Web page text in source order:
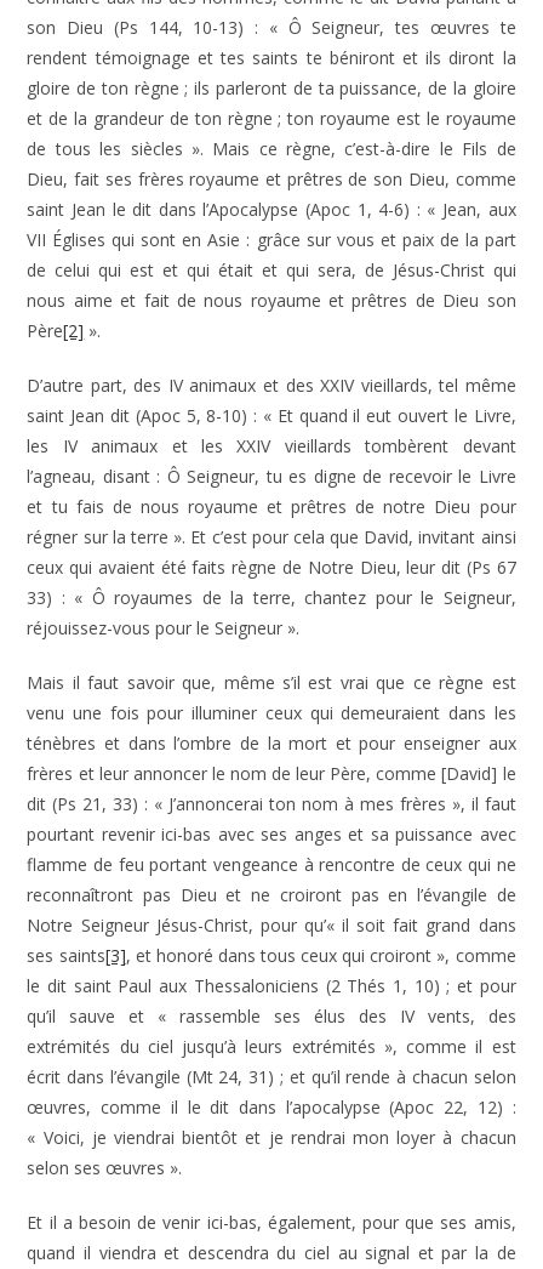
son Dieu (Ps 144, 10-13) : « Ô Seigneur, tes œuvres te
rendent témoignage et tes saints te béniront et ils diront la
gloire de ton règne ; ils parleront de ta puissance, de la gloire
et de la grandeur de ton règne ; ton royaume est le royaume
de tous les siècles ». Mais ce règne, c’est-à-dire le Fils de
Dieu, fait ses frères royaume et prêtres de son Dieu, comme
saint Jean le dit dans l’Apocalypse (Apoc 1, 4-6) : « Jean, aux
VII Églises qui sont en Asie : grâce sur vous et paix de la part
de celui qui est et qui était et qui sera, de Jésus-Christ qui
nous aime et fait de nous royaume et prêtres de Dieu son
Père[2] ».
D’autre part, des IV animaux et des XXIV vieillards, tel même
saint Jean dit (Apoc 5, 8-10) : « Et quand il eut ouvert le Livre,
les IV animaux et les XXIV vieillards tombèrent devant
l’agneau, disant : Ô Seigneur, tu es digne de recevoir le Livre
et tu fais de nous royaume et prêtres de notre Dieu pour
régner sur la terre ». Et c’est pour cela que David, invitant ainsi
ceux qui avaient été faits règne de Notre Dieu, leur dit (Ps 67
33) : « Ô royaumes de la terre, chantez pour le Seigneur,
réjouissez-vous pour le Seigneur ».
Mais il faut savoir que, même s’il est vrai que ce règne est
venu une fois pour illuminer ceux qui demeuraient dans les
ténèbres et dans l’ombre de la mort et pour enseigner aux
frères et leur annoncer le nom de leur Père, comme [David] le
dit (Ps 21, 33) : « J’annoncerai ton nom à mes frères », il faut
pourtant revenir ici-bas avec ses anges et sa puissance avec
flamme de feu portant vengeance à rencontre de ceux qui ne
reconnaîtront pas Dieu et ne croiront pas en l’évangile de
Notre Seigneur Jésus-Christ, pour qu’« il soit fait grand dans
ses saints[3], et honoré dans tous ceux qui croiront », comme
le dit saint Paul aux Thessaloniciens (2 Thés 1, 10) ; et pour
qu’il sauve et « rassemble ses élus des IV vents, des
extrémités du ciel jusqu’à leurs extrémités », comme il est
écrit dans l’évangile (Mt 24, 31) ; et qu’il rende à chacun selon
œuvres, comme il le dit dans l’apocalypse (Apoc 22, 12) :
« Voici, je viendrai bientôt et je rendrai mon loyer à chacun
selon ses œuvres ».
Et il a besoin de venir ici-bas, également, pour que ses amis,
quand il viendra et descendra du ciel au signal et par la de